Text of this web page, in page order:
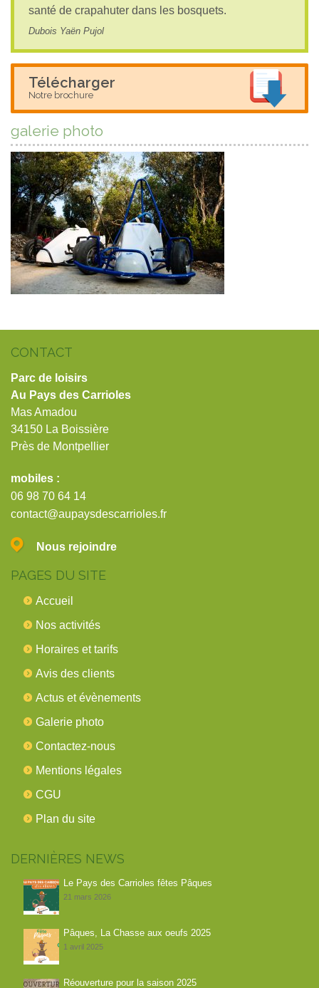
santé de crapahuter dans les bosquets.
Dubois Yaën Pujol
Télécharger
Notre brochure
galerie photo
CONTACT
Parc de loisirs
Au Pays des Carrioles
Mas Amadou
34150 La Boissière
Près de Montpellier
mobiles :
06 98 70 64 14
contact@aupaysdescarrioles.fr
Nous rejoindre
PAGES DU SITE
Accueil
Nos activités
Horaires et tarifs
Avis des clients
Actus et évènements
Galerie photo
Contactez-nous
Mentions légales
CGU
Plan du site
DERNIÈRES NEWS
Le Pays des Carrioles fêtes Pâques
21 mars 2026
Pâques, La Chasse aux oeufs 2025
1 avril 2025
Réouverture pour la saison 2025